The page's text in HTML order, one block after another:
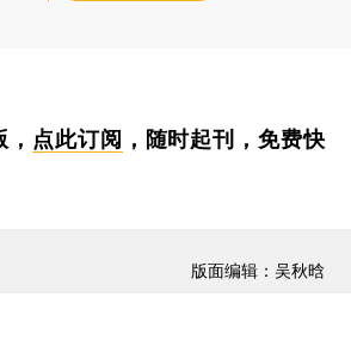
点此订阅 ，随时起刊，免费快
版面编辑：吴秋晗